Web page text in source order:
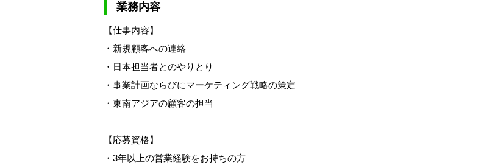
業務内容
【仕事内容】
・新規顧客への連絡
・日本担当者とのやりとり
・事業計画ならびにマーケティング戦略の策定
・東南アジアの顧客の担当
【応募資格】
・3年以上の営業経験をお持ちの方